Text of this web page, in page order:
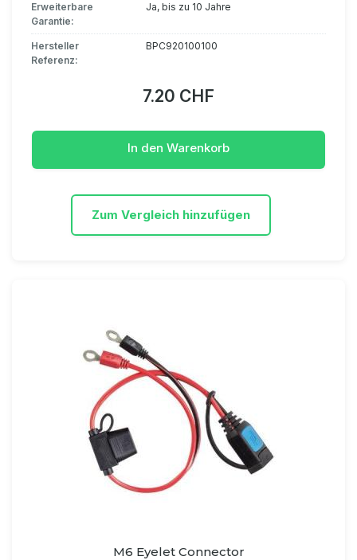
Erweiterbare
Garantie:
Ja, bis zu 10 Jahre
Hersteller
Referenz:
BPC920100100
7.20 CHF
In den Warenkorb
Zum Vergleich hinzufügen
M6 Eyelet Connector